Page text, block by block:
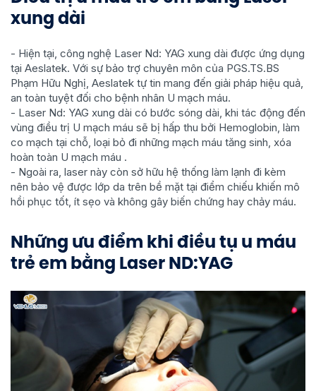
xung dài
- Hiện tại, công nghệ Laser Nd: YAG xung dài được ứng dụng
tại Aeslatek. Với sự bảo trợ chuyên môn của PGS.TS.BS
Phạm Hữu Nghị, Aeslatek tự tin mang đến giải pháp hiệu quả,
an toàn tuyệt đối cho bệnh nhân U mạch máu.
- Laser Nd: YAG xung dài có bước sóng dài, khi tác động đến
vùng điều trị U mạch máu sẽ bị hấp thu bởi Hemoglobin, làm
co mạch tại chỗ, loại bỏ đi những mạch máu tăng sinh, xóa
hoàn toàn U mạch máu .
- Ngoài ra, laser này còn sở hữu hệ thống làm lạnh đi kèm
nên bảo vệ được lớp da trên bề mặt tại điểm chiếu khiến mô
hồi phục tốt, ít sẹo và không gây biến chứng hay chảy máu.
Những ưu điểm khi điều tụ u máu
trẻ em bằng Laser ND:YAG